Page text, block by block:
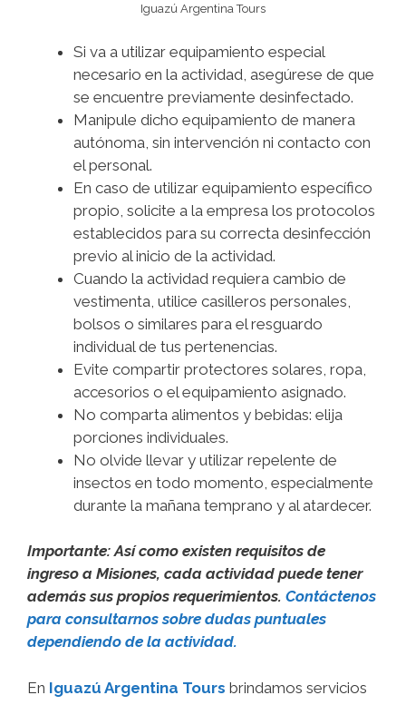
Iguazú Argentina Tours
Si va a utilizar equipamiento especial
necesario en la actividad, asegúrese de que
se encuentre previamente desinfectado.
Manipule dicho equipamiento de manera
autónoma, sin intervención ni contacto con
el personal.
En caso de utilizar equipamiento específico
propio, solicite a la empresa los protocolos
establecidos para su correcta desinfección
previo al inicio de la actividad.
Cuando la actividad requiera cambio de
vestimenta, utilice casilleros personales,
bolsos o similares para el resguardo
individual de tus pertenencias.
Evite compartir protectores solares, ropa,
accesorios o el equipamiento asignado.
No comparta alimentos y bebidas: elija
porciones individuales.
No olvide llevar y utilizar repelente de
insectos en todo momento, especialmente
durante la mañana temprano y al atardecer.
Importante: Así como existen requisitos de
ingreso a Misiones, cada actividad puede tener
además sus propios requerimientos. Contáctenos
para consultarnos sobre dudas puntuales
dependiendo de la actividad.
En Iguazú Argentina Tours brindamos servicios